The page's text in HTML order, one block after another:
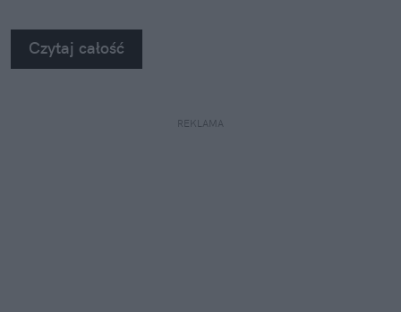
na własne oczy zobaczyć, jak profesjonaliści radzą
sobie z takimi uszkodzeniami.
Czytaj całość
REKLAMA